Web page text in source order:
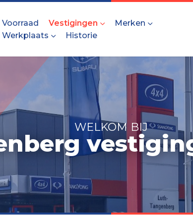
Voorraad Vestigingen
Merken
Werkplaats
Historie
WELKOM BIJ